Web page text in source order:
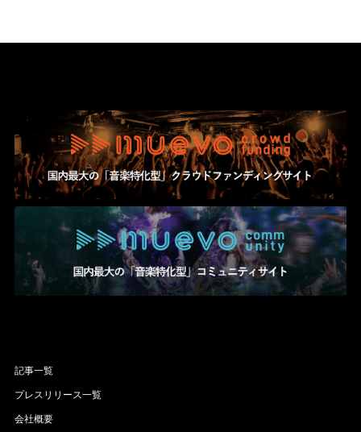
記事一覧
プレスリリース一覧
会社概要